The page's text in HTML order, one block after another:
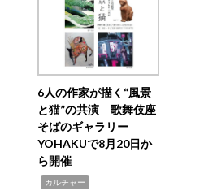
6人の作家が描く“風景
と猫”の共演 歌舞伎座
そばのギャラリー
YOHAKUで8月20日か
ら開催
カルチャー